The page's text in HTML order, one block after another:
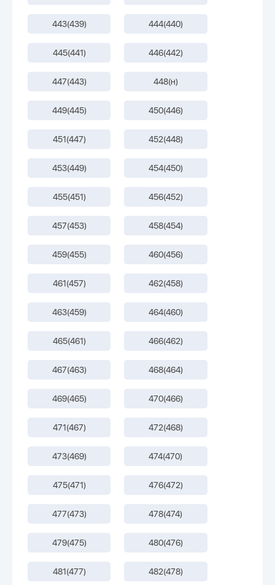
443(439) 444(440)
445(441) 446(442)
447(443) 448(н)
449(445) 450(446)
451(447) 452(448)
453(449) 454(450)
455(451) 456(452)
457(453) 458(454)
459(455) 460(456)
461(457) 462(458)
463(459) 464(460)
465(461) 466(462)
467(463) 468(464)
469(465) 470(466)
471(467) 472(468)
473(469) 474(470)
475(471) 476(472)
477(473) 478(474)
479(475) 480(476)
481(477) 482(478)